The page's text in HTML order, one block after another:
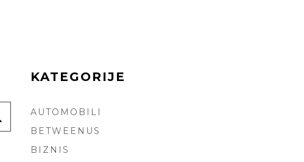
SEARCH
KATEGORIJE
AUTOMOBILI
BETWEENUS
BIZNIS